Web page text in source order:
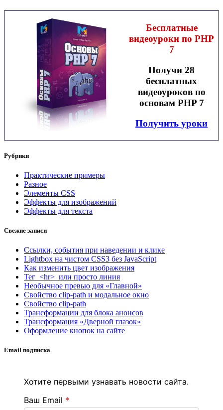
Бесплатные
видеоуроки по PHP
7
Получи 28
бесплатных
видеоуроков по
основам PHP 7
Получить уроки
Рубрики
Практические примеры
Разное
Элементы CSS
Эффекты для изображений
Эффекты для текста
Свежие записи
Ссылки, события при наведении и клике
Lightbox на чистом CSS3 без JavaScript
Как изменить цвет изображения
Тег <hr> или просто линия
Необычное превью для «Главной»
Свойство clip-path и модальное окно
Свойство clip-path
Трансформации для блока анонсов
Трансформация «Дверной глазок»
Оформление кнопок на сайте
Email подписка
Хотите первыми узнавать новости сайта.
Ваш Email *